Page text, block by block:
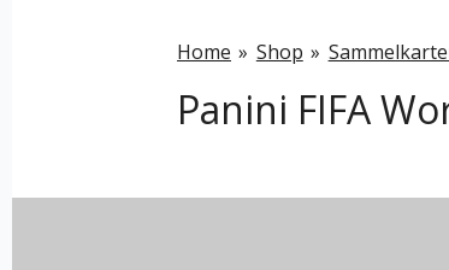
Home » Shop »
Panini FIFA